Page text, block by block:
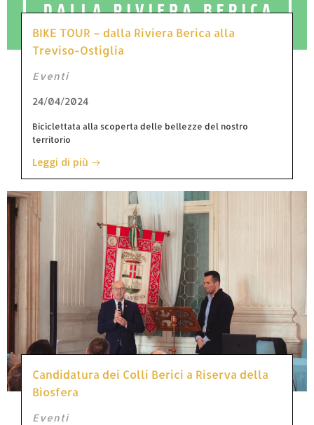
BIKE TOUR – dalla Riviera Berica alla
Treviso-Ostiglia
Eventi
24/04/2024
Biciclettata alla scoperta delle bellezze del nostro
territorio
Leggi di più
Candidatura dei Colli Berici a Riserva della
Biosfera
Eventi